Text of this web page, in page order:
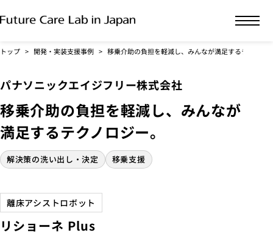
トップ 開発・実装支援事例 移乗介助の負担を軽減し、みんなが満足するテクノロ
パナソニックエイジフリー株式会社
移乗介助の負担を軽減し、みんなが
満足するテクノロジー。
解決策の洗い出し・決定 移乗支援
離床アシストロボット
リショーネ Plus